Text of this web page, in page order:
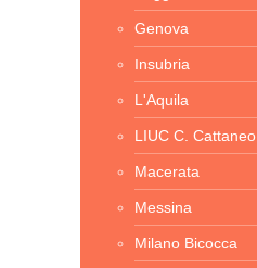
Genova
Insubria
L'Aquila
LIUC C. Cattaneo
Macerata
Messina
Milano Bicocca